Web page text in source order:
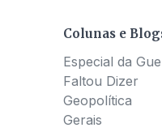
Colunas e
Especial da
Faltou Dizer
Geopolítica
Gerais